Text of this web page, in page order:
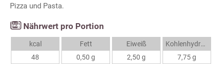
Pizza und Pasta.
Nährwert pro Portion
kcal
48
Fett
0,50 g
Eiweiß
2,50 g
Kohlenhydrate
7,75 g